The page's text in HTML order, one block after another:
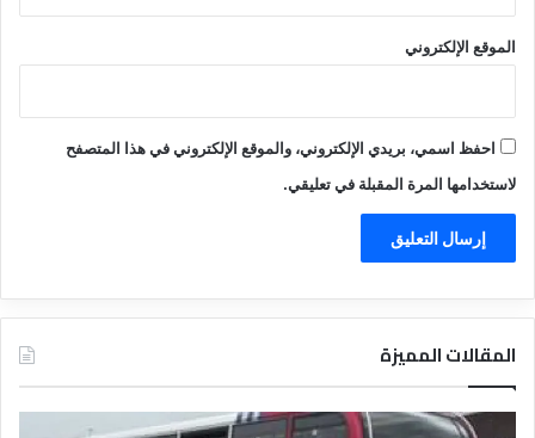
الموقع الإلكتروني
احفظ اسمي، بريدي الإلكتروني، والموقع الإلكتروني في هذا المتصفح
لاستخدامها المرة المقبلة في تعليقي.
المقالات المميزة